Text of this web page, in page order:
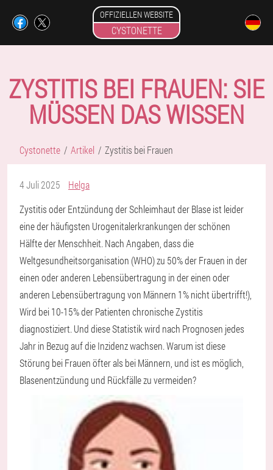
OFFIZIELLEN WEBSITE
CYSTONETTE
ZYSTITIS BEI FRAUEN: SIE
MÜSSEN DAS WISSEN
Cystonette Artikel Zystitis bei Frauen
4 Juli 2025
Helga
Zystitis oder Entzündung der Schleimhaut der Blase ist leider
eine der häufigsten Urogenitalerkrankungen der schönen
Hälfte der Menschheit. Nach Angaben, dass die
Weltgesundheitsorganisation (WHO) zu 50% der Frauen in der
einen oder anderen Lebensübertragung in der einen oder
anderen Lebensübertragung von Männern 1% nicht übertrifft!),
Wird bei 10-15% der Patienten chronische Zystitis
diagnostiziert. Und diese Statistik wird nach Prognosen jedes
Jahr in Bezug auf die Inzidenz wachsen. Warum ist diese
Störung bei Frauen öfter als bei Männern, und ist es möglich,
Blasenentzündung und Rückfälle zu vermeiden?